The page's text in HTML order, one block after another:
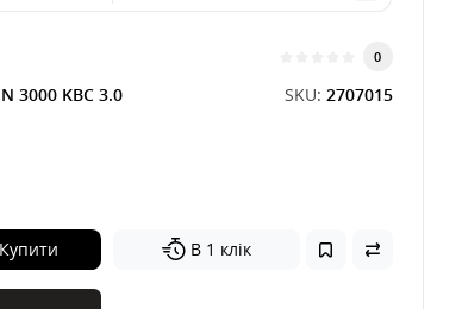
0
3000 KBC 3.0 SKU: 2707015
Купити В 1 клік